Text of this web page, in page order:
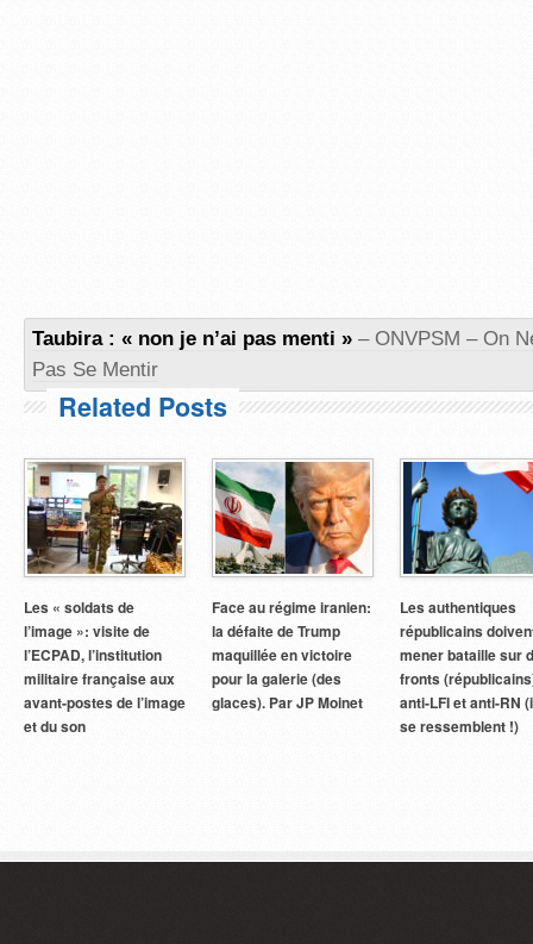
Taubira : « non je n’ai pas menti » – ONVPSM – On
Pas Se Mentir
Related Posts
Les « soldats de
l’image »: visite de
l’ECPAD, l’institution
militaire française aux
avant-postes de l’image
et du son
Face au régime iranien:
la défaite de Trump
maquillée en victoire
pour la galerie (des
glaces). Par JP Moinet
Les authentiques
républicains
mener bataille sur
fronts
anti-LFI et anti-RN
se ressemblent !)